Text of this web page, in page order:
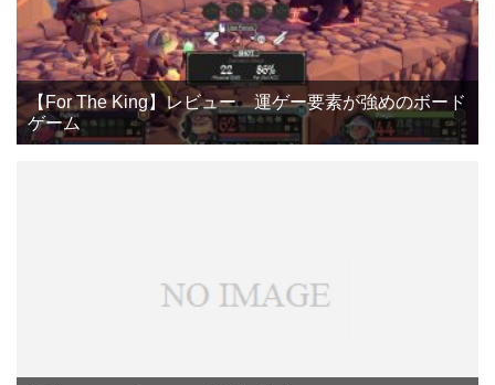
【For The King】レビュー 運ゲー要素が強めのボード
ゲーム